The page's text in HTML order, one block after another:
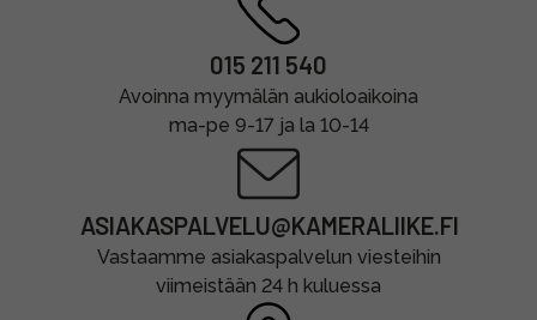
015 211 540
Avoinna myymälän aukioloaikoina
ma-pe 9-17 ja la 10-14
ASIAKASPALVELU@KAMERALIIKE.FI
Vastaamme asiakaspalvelun viesteihin
viimeistään 24 h kuluessa